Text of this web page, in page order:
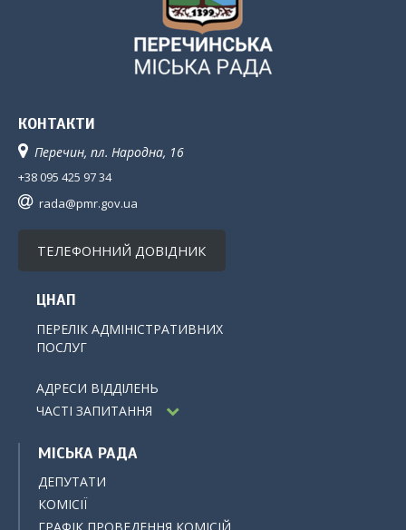
КОНТАКТИ
Перечин, пл. Народна, 16
+38 095 425 97 34
rada@pmr.gov.ua
ТЕЛЕФОННИЙ ДОВІДНИК
ЦНАП
ПЕРЕЛІК АДМІНІСТРАТИВНИХ
ПОСЛУГ
АДРЕСИ ВІДДІЛЕНЬ
ЧАСТІ ЗАПИТАННЯ
МІСЬКА РАДА
ДЕПУТАТИ
КОМІСІЇ